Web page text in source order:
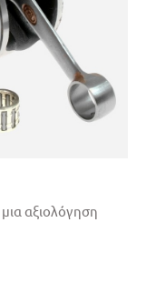
αξιολόγηση